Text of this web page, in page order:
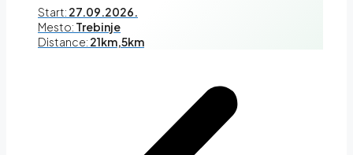
Start: 27.09.2026.
Mesto: Trebinje
Distance: 21km,5km